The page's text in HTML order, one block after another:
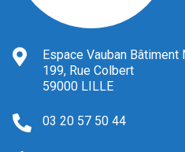
Espace Vauban Bâtiment
199, Rue Colbert
59000 LILLE
03 20 57 50 44